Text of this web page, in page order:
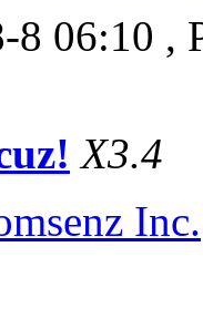
8 06:10 ,
X3.4
Inc.